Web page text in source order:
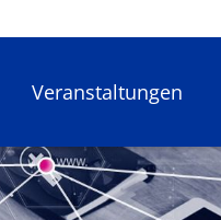
Veranstaltungen